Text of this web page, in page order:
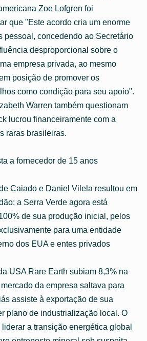
Zoe Lofgren foi
que "Este acordo cria um enorme
pessoal, concedendo ao Secretário
desproporcional sobre o
empresa privada, ao mesmo
posição de promover os
como condição para seu apoio".
Warren também questionam
lucrou financeiramente com a
raras brasileiras.
a fornecedor de 15 anos
Caiado e Daniel Vilela resultou em
a Serra Verde agora está
de sua produção inicial, pelos
para uma entidade
dos EUA e entes privados
USA Rare Earth subiam 8,3% na
da empresa saltava para
assiste à exportação de sua
plano de industrialização local. O
a transição energética global